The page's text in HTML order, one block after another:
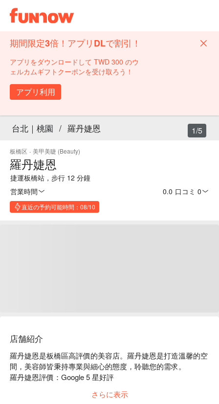
期間限定3倍！アプリDLで割引！
アプリをダウンロードして TWD 300 のウ
ェルカムギフトクーポンを受け取ろう！
アプリ利用
台北｜桃園 / 羅丹婕恩
板橋区 · 美甲美睫 (Beauty)
羅丹婕恩
捷運板橋站，步行 12 分鐘
営業時間
0.0 口コミ 0
直近の予約可能時間：08/10
1/5
店舗紹介
羅丹婕恩是板橋區高評價的美容店。羅丹婕恩是打造溫馨的空
間，美容師皆秉持專業與細心的態度，聆聽您的需求。
羅丹婕恩評價：Google 5 星好評
羅丹婕恩推薦：專業團隊會依照每個人不同的狀態，讓一天的
さらに表示